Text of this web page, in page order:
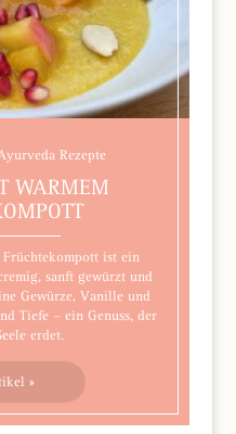
Rezepte
WARMEM
ist ein
sanft gewürzt und
Gewürze, Vanille und
Tiefe – ein Genuss, der
erdet.
»